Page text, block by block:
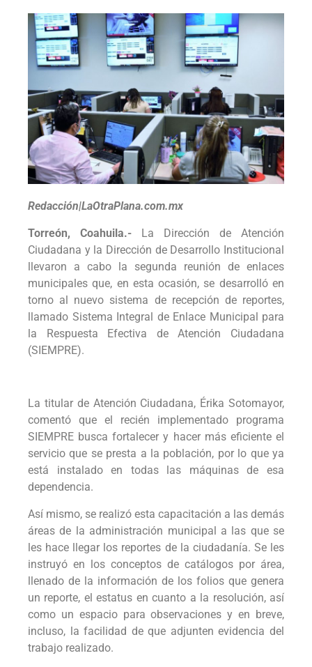
Redacción|LaOtraPlana.com.mx
Torreón, Coahuila.- La Dirección de Atención
Ciudadana y la Dirección de Desarrollo Institucional
llevaron a cabo la segunda reunión de enlaces
municipales que, en esta ocasión, se desarrolló en
torno al nuevo sistema de recepción de reportes,
llamado Sistema Integral de Enlace Municipal para
la Respuesta Efectiva de Atención Ciudadana
(SIEMPRE).
La titular de Atención Ciudadana, Érika Sotomayor,
comentó que el recién implementado programa
SIEMPRE busca fortalecer y hacer más eficiente el
servicio que se presta a la población, por lo que ya
está instalado en todas las máquinas de esa
dependencia.
Así mismo, se realizó esta capacitación a las demás
áreas de la administración municipal a las que se
les hace llegar los reportes de la ciudadanía. Se les
instruyó en los conceptos de catálogos por área,
llenado de la información de los folios que genera
un reporte, el estatus en cuanto a la resolución, así
como un espacio para observaciones y en breve,
incluso, la facilidad de que adjunten evidencia del
trabajo realizado.